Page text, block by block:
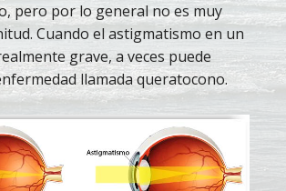
pero por lo general no es muy
Cuando el astigmatismo en un
grave, a veces puede
llamada queratocono.